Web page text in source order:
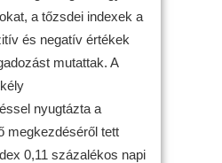
a tőzsdei indexek a
és negatív értékek
mutattak. A
nyugtázta a
megkezdéséről tett
0,11 százalékos napi